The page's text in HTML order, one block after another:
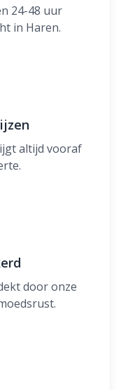
24-48 uur
in Haren.
altijd vooraf
door onze